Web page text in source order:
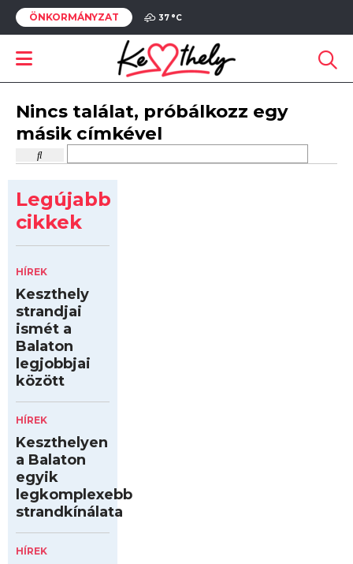
ÖNKORMÁNYZAT 37 °C
Nincs találat, próbálkozz egy
másik címkével
Legújabb
cikkek
HÍREK
Keszthely
strandjai
ismét a
Balaton
legjobbjai
között
HÍREK
Keszthelyen
a Balaton
egyik
legkomplexebb
strandkínálata
HÍREK